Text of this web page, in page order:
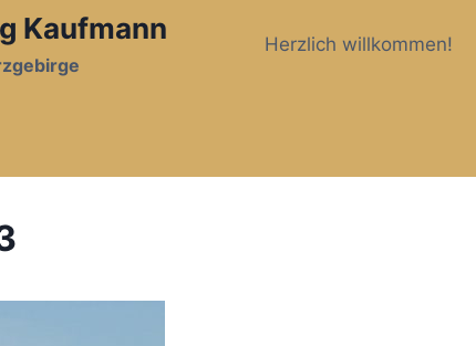
Kaufmann Herzlich willkommen!